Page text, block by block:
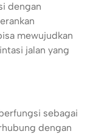
dengan
mewujudkan
jalan yang
sebagai
dengan